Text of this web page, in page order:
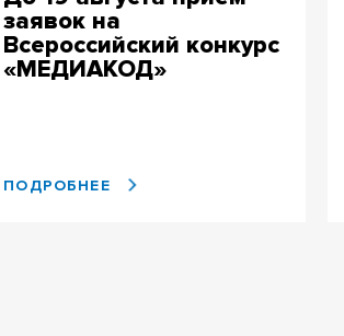
заявок на
Всероссийский конкурс
«МЕДИАКОД»
ПОДРОБНЕЕ